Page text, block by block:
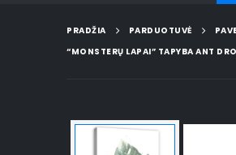
PRADŽIA PARDUOTUVĖ
“MONSTERŲ LAPAI” TAPYBA ANT